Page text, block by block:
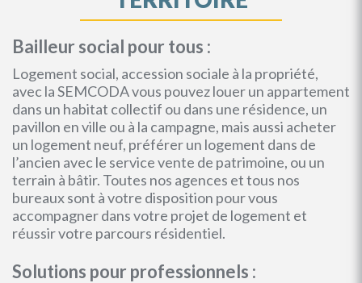
Bailleur social pour tous :
Logement social, accession sociale à la propriété,
avec la SEMCODA vous pouvez louer un appartement
dans un habitat collectif ou dans une résidence, un
pavillon en ville ou à la campagne, mais aussi acheter
un logement neuf, préférer un logement dans de
l’ancien avec le service vente de patrimoine, ou un
terrain à bâtir. Toutes nos agences et tous nos
bureaux sont à votre disposition pour vous
accompagner dans votre projet de logement et
réussir votre parcours résidentiel.
Solutions pour professionnels :